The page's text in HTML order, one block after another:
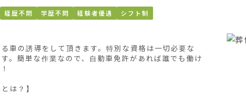
経歴不問 学歴不問 経験者優遇
シフト制
車の誘導をして頂きます。特別な資格は一切必要な
。簡単な作業なので、自動車免許があれば誰でも働け
は？】